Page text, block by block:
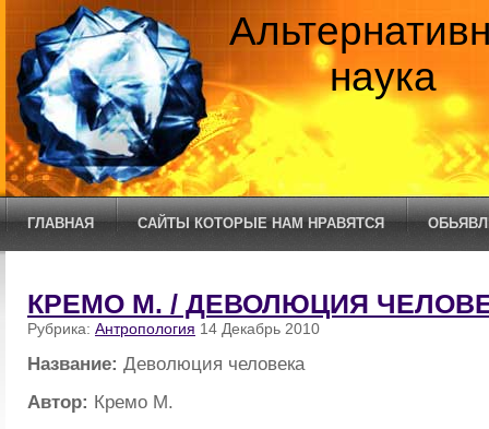
наука
ГЛАВНАЯ САЙТЫ КОТОРЫЕ НАМ НРАВЯТСЯ
КРЕМО М. / ДЕВОЛЮЦИЯ
Рубрика: Антропология 14 Декабрь 2010
Название: Деволюция человека
Автор: Кремо М.